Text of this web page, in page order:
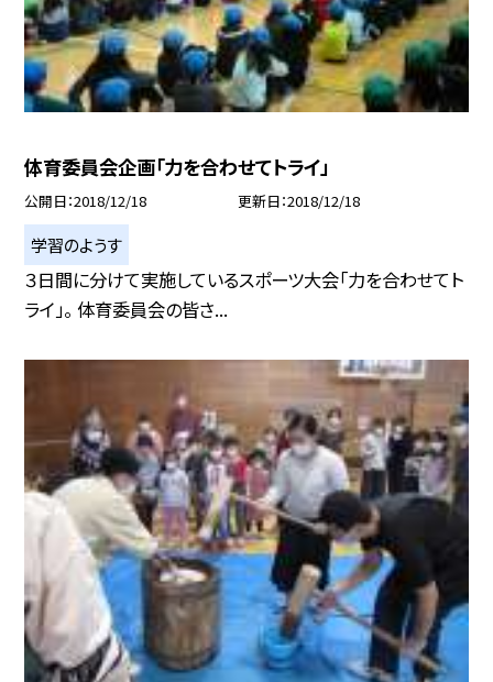
体育委員会企画「力を合わせてトライ」
公開日 2018/12/18 更新日 2018/12/18
学習のようす
３日間に分けて実施しているスポーツ大会「力を合わせてト
ライ」。 体育委員会の皆さ...